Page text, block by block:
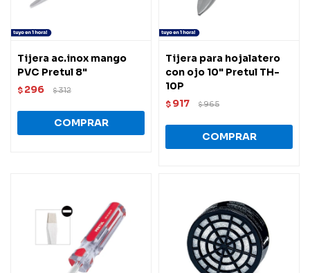
Tijera ac.inox mango
PVC Pretul 8"
$ 296 $312
Tijera para hojalatero
con ojo 10" Pretul TH-
10P
$ 917 $965